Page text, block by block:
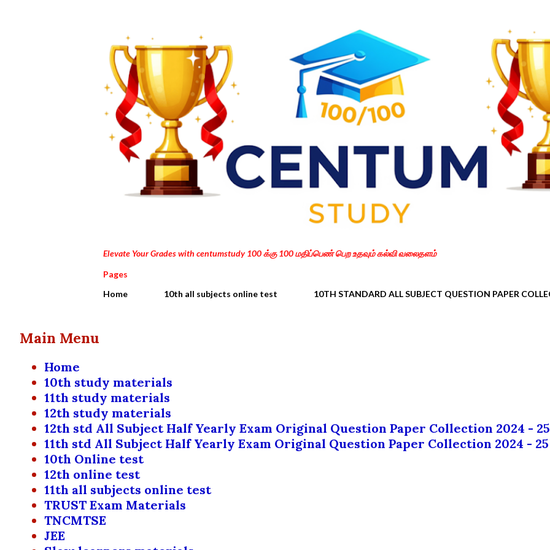
Elevate Your Grades with centumstudy 100 க்கு 100 மதிப்பெண் பெற உதவும் கல்வி வலைதளம்
Pages
Home
10th all subjects online test 10TH STANDARD ALL SUBJECT QUESTION PAPER
Main Menu
Home
10th study materials
11th study materials
12th study materials
12th std All Subject Half Yearly Exam Original Question Paper Collection 2024 - 25
11th std All Subject Half Yearly Exam Original Question Paper Collection 2024 - 25
10th Online test
12th online test
11th all subjects online test
TRUST Exam Materials
TNCMTSE
JEE